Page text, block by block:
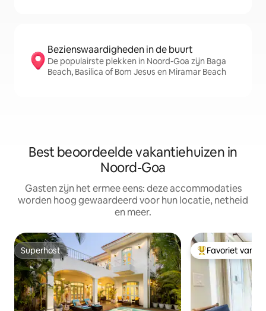
Bezienswaardigheden in de buurt
De populairste plekken in Noord-Goa zijn Baga
Beach, Basilica of Bom Jesus en Miramar Beach
Best beoordeelde vakantiehuizen in
Noord-Goa
Gasten zijn het ermee eens: deze accommodaties
worden hoog gewaardeerd voor hun locatie, netheid
en meer.
Superhost
Superhost Topfavoriet van
Favoriet van